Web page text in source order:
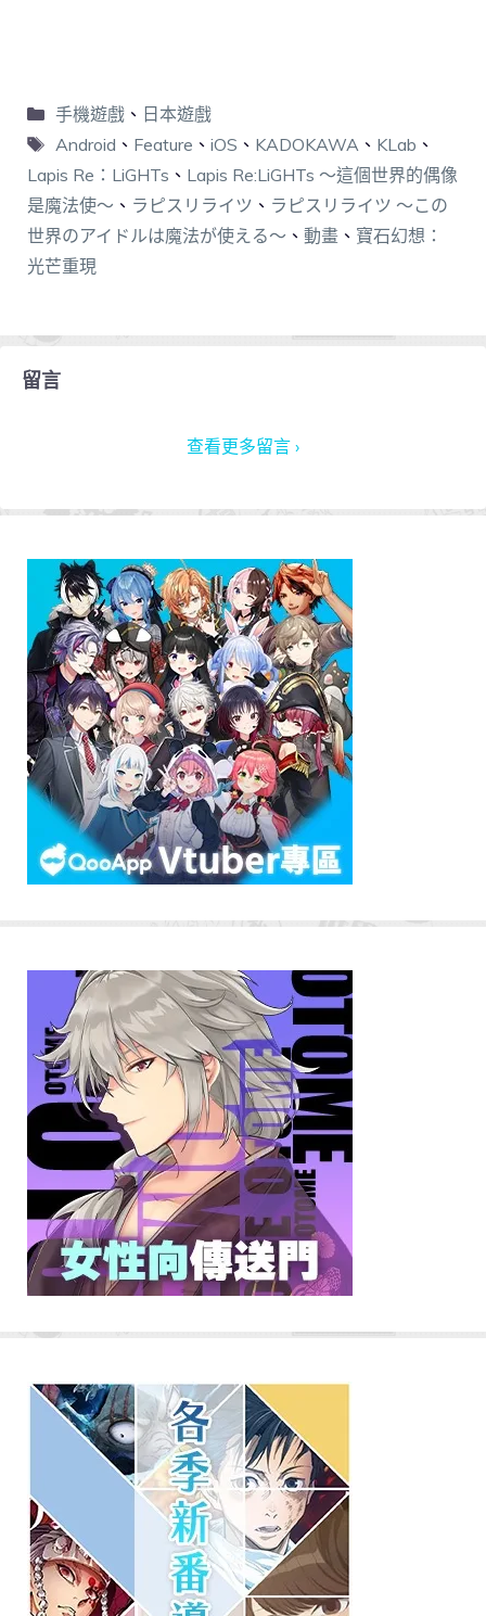
手機遊戲、 日本遊戲
Android 、 Feature 、 iOS 、 KADOKAWA 、 KLab 、
Lapis Re：LiGHTs 、 Lapis Re:LiGHTs ～這個世界的偶像
是魔法使～ 、 ラピスリライツ 、 ラピスリライツ ～この
世界のアイドルは魔法が使える～ 、 動畫 、 寶石幻想：
光芒重現
留言
查看更多留言 ›